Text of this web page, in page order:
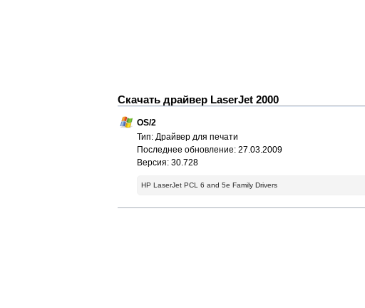
Скачать драйвер LaserJet 2000
OS/2
Тип: Драйвер для печати
Последнее обновление: 27.03.2009
Версия: 30.728
HP LaserJet PCL 6 and 5e Family Drivers